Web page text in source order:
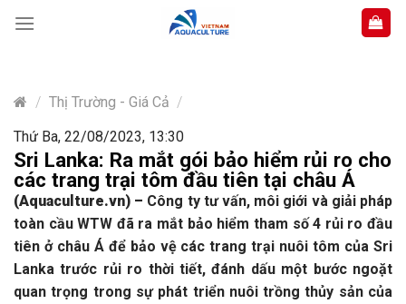
content
/ Thị Trường - Giá Cả /
Thứ Ba, 22/08/2023, 13:30
Sri Lanka: Ra mắt gói bảo hiểm rủi ro cho
các trang trại tôm đầu tiên tại châu Á
(Aquaculture.vn) – Công ty tư vấn, môi giới và giải pháp
toàn cầu WTW đã ra mắt bảo hiểm tham số 4 rủi ro đầu
tiên ở châu Á để bảo vệ các trang trại nuôi tôm của Sri
Lanka trước rủi ro thời tiết, đánh dấu một bước ngoặt
quan trọng trong sự phát triển nuôi trồng thủy sản của